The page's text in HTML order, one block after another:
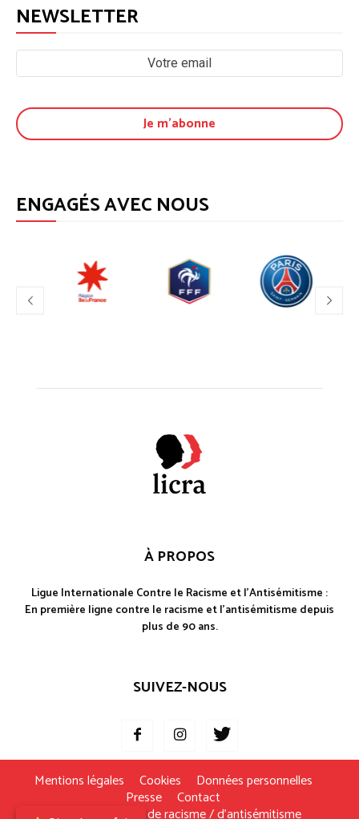
NEWSLETTER
ENGAGÉS AVEC NOUS
À PROPOS
Ligue Internationale Contre le Racisme et l'Antisémitisme :
En première ligne contre le racisme et l'antisémitisme depuis
plus de 90 ans.
SUIVEZ-NOUS
Mentions légales Cookies Données personnelles
Presse Contact
Je signale un fait de racisme / d’antisémitisme